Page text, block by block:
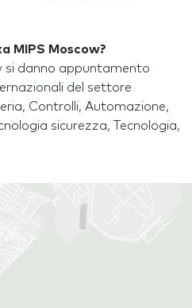
MIPS Moscow?
si danno appuntamento
del settore
Controlli, Automazione,
sicurezza, Tecnologia,